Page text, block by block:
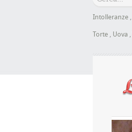
Intolleranze ,
Torte , Uova ,